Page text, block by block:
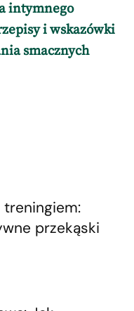
intymnego
i wskazówki
smacznych
przekąski